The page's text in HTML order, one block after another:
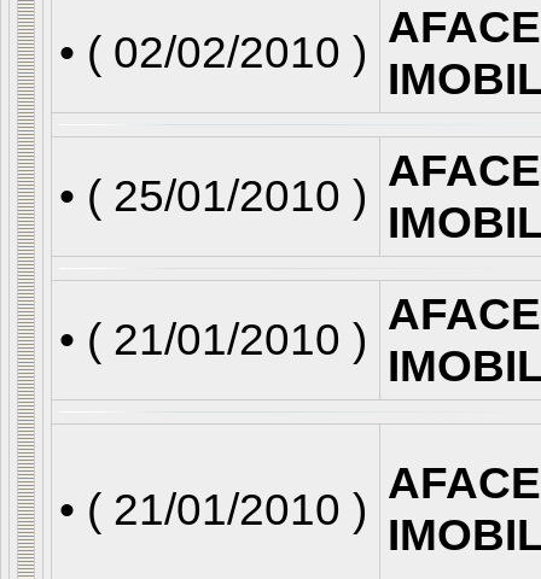
• ( 02/02/2010 )
• ( 25/01/2010 )
• ( 21/01/2010 )
• ( 21/01/2010 )